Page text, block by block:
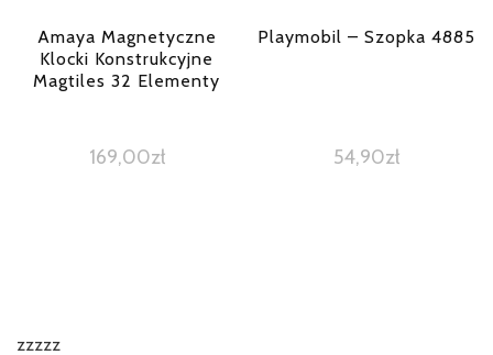
Amaya Magnetyczne
Klocki Konstrukcyjne
Magtiles 32 Elementy
169,00zł
Playmobil – Szopka 4885
54,90zł
zzzzz